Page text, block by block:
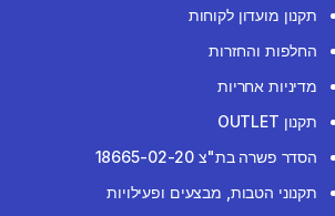
תקנון מועדון לקוחות
החלפות והחזרות
מדיניות אחריות
תקנון OUTLET
הסדר פשרה בת"צ 18665-02-20
תקנוני הטבות, מבצעים ופעילויות